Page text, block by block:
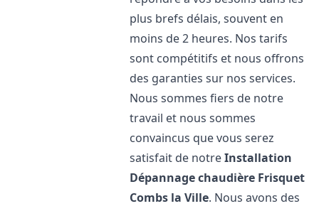
plus brefs délais, souvent en
moins de 2 heures. Nos tarifs
sont compétitifs et nous offrons
des garanties sur nos services.
Nous sommes fiers de notre
travail et nous sommes
convaincus que vous serez
satisfait de notreInstallation
Dépannage chaudière Frisquet
Combs la Ville. Nous avons des